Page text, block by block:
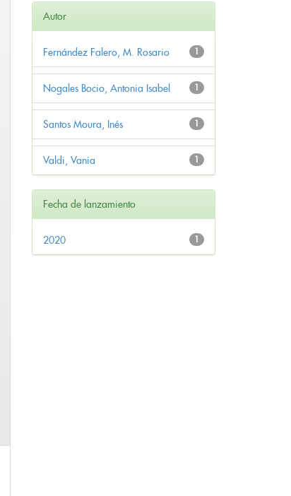
Autor
1
Fernández Falero, M. Rosario
1
Nogales Bocio, Antonia Isabel
1
Santos Moura, Inés
1
Valdi, Vania
Fecha de lanzamiento
1
2020